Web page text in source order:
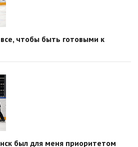
чтобы быть готовыми к
был для меня приоритетом